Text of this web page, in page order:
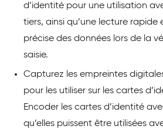
d’identité pour une utilisation
tiers, ainsi qu’une lecture rapide
précise des données lors de la
saisie.
Capturez les empreintes
pour les utiliser sur les cartes
Encoder les cartes d’identité
qu’elles puissent être utilisées